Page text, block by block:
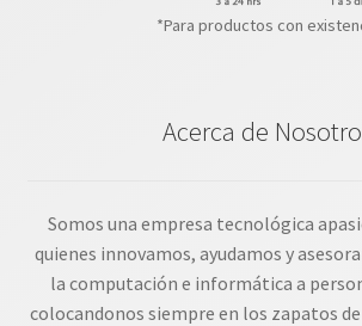
*Para productos con
Acerca de
Somos una empresa tecnológica
quienes innovamos, ayudamos y
la computación e informática a
colocandonos siempre en los zapatos